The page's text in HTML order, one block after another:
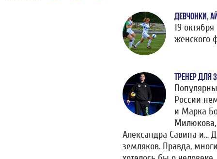
ДЕВЧОНКИ,
19
женского
ТРЕНЕР ДЛЯ
России
и Марка
Милюкова,
Александра Савина и…
земляков. Правда,